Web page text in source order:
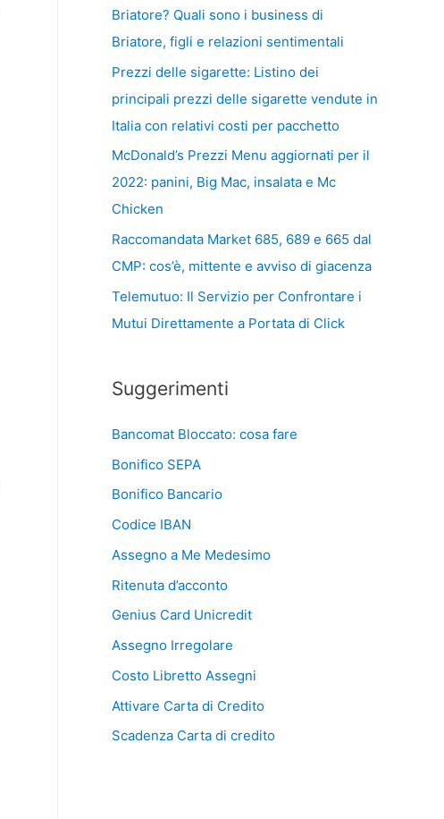
Briatore? Quali sono i business di
Briatore, figli e relazioni sentimentali
Prezzi delle sigarette: Listino dei
principali prezzi delle sigarette vendute in
Italia con relativi costi per pacchetto
McDonald’s Prezzi Menu aggiornati per il
2022: panini, Big Mac, insalata e Mc
Chicken
Raccomandata Market 685, 689 e 665 dal
CMP: cos’è, mittente e avviso di giacenza
Telemutuo: Il Servizio per Confrontare i
Mutui Direttamente a Portata di Click
Suggerimenti
Bancomat Bloccato: cosa fare
Bonifico SEPA
Bonifico Bancario
Codice IBAN
Assegno a Me Medesimo
Ritenuta d’acconto
Genius Card Unicredit
Assegno Irregolare
Costo Libretto Assegni
Attivare Carta di Credito
Scadenza Carta di credito